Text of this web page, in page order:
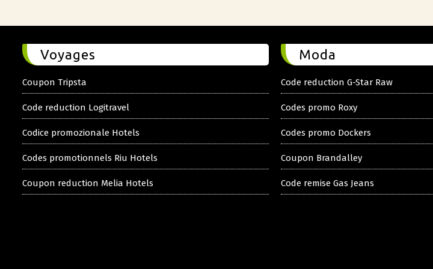
Voyages
Coupon Tripsta
Code reduction Logitravel
Codice promozionale Hotels
Codes promotionnels Riu Hotels
Coupon reduction Melia Hotels
Moda
Code reduction G-Star Raw
Codes promo Roxy
Codes promo Dockers
Coupon Brandalley
Code remise Gas Jeans